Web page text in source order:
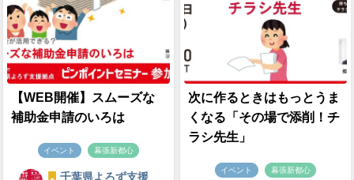
【WEB開催】スムーズな
補助金申請のいろは
イベント 幕張新都心
千葉県よろず支援
次に作るときはもっとうま
くなる「その場で添削！チ
ラシ先生」
イベント 幕張新都心